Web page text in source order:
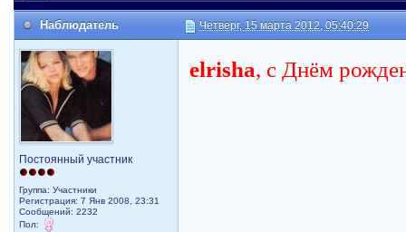
Наблюдатель Четверг, 15 марта 2012, 05:40:29
Постоянный участник
Группа: Участники
Регистрация: 7 Янв 2008, 23:31
Сообщений: 2232
Пол:
elrisha, с Днём